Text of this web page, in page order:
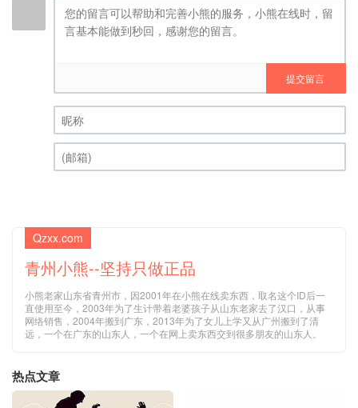
提交留言
昵称 (必填)
Qzxx.com
青州小熊--坚持只做正品
小熊老家山东省青州市，因2001年在小熊在线卖东西，取名这个ID后一
直使用至今，2003年为了生计带着老婆孩子从山东老家去了汉口，从事
网络销售，2004年搬到广东，2013年为了女儿上学又从广州搬到了清
远，一个在广东的山东人，一个在网上卖东西交到很多朋友的山东人。
热点文章